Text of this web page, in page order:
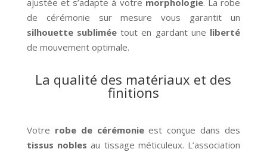
ajustée et s’adapte à votre morphologie. La robe
de cérémonie sur mesure vous garantit un
silhouette sublimée tout en gardant une liberté
de mouvement optimale.
La qualité des matériaux et des
finitions
Votre robe de cérémonieest conçue dans des
tissus nobles au tissage méticuleux. L’association